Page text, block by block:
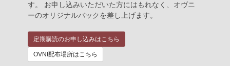
す。 お申し込みいただいた方にはもれなく、オヴニ
ーのオリジナルバックを差し上げます。
定期購読のお申し込みはこちら
OVNI配布場所はこちら